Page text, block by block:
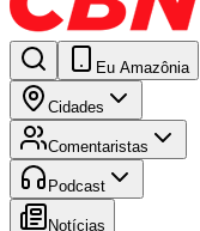
Eu Amazônia
Cidades
Comentaristas
Podcast
Notícias